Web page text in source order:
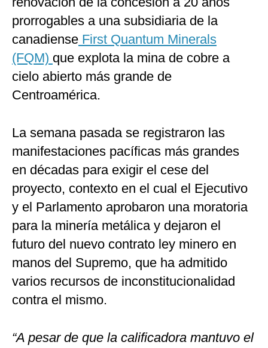
prorrogables a una subsidiaria de la
canadiense First Quantum Minerals
(FQM) que explota la mina de cobre a
cielo abierto más grande de
Centroamérica.
La semana pasada se registraron las
manifestaciones pacíficas más grandes
en décadas para exigir el cese del
proyecto, contexto en el cual el Ejecutivo
y el Parlamento aprobaron una moratoria
para la minería metálica y dejaron el
futuro del nuevo contrato ley minero en
manos del Supremo, que ha admitido
varios recursos de inconstitucionalidad
contra el mismo.
“A pesar de que la calificadora mantuvo el